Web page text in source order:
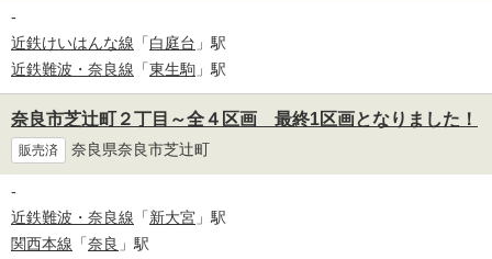
-
近鉄けいはんな線 「白庭台 」駅
近鉄難波・奈良線 「東生駒 」駅
奈良市芝辻町２丁目～全４区画 最終1区画となりました！
販売済 奈良県奈良市芝辻町
-
近鉄難波・奈良線 「新大宮 」駅
関西本線 「奈良 」駅